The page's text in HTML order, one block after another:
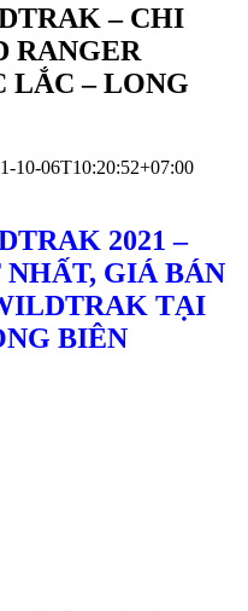
– CHI
RANGER
– LONG
10-06T10:20:52+07:00
2021 –
GIÁ BÁN
TẠI
BIÊN